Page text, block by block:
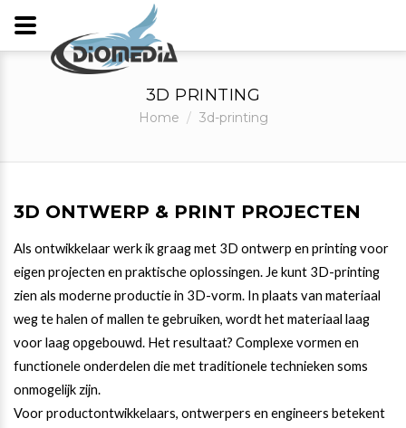
3D PRINTING
Home 3d-printing
3D ONTWERP & PRINT PROJECTEN
Als ontwikkelaar werk ik graag met 3D ontwerp en printing voor
eigen projecten en praktische oplossingen. Je kunt 3D-printing
zien als moderne productie in 3D-vorm. In plaats van materiaal
weg te halen of mallen te gebruiken, wordt het materiaal laag
voor laag opgebouwd. Het resultaat? Complexe vormen en
functionele onderdelen die met traditionele technieken soms
onmogelijk zijn.
Voor productontwikkelaars, ontwerpers en engineers betekent